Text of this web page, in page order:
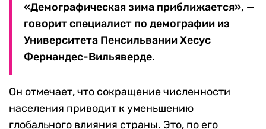
«Демографическая зима приближается», —
говорит специалист по демографии из
Университета Пенсильвании Хесус
Фернандес-Вильяверде.
Он отмечает, что сокращение численности
населения приводит к уменьшению
глобального влияния страны. Это, по его